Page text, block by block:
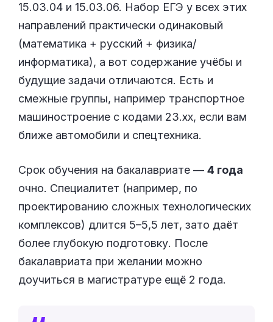
15.03.04 и 15.03.06. Набор ЕГЭ у всех этих
направлений практически одинаковый
(математика + русский + физика/
информатика), а вот содержание учёбы и
будущие задачи отличаются. Есть и
смежные группы, например транспортное
машиностроение с кодами 23.xx, если вам
ближе автомобили и спецтехника.
Срок обучения на бакалавриате — 4 года
очно. Специалитет (например, по
проектированию сложных технологических
комплексов) длится 5–5,5 лет, зато даёт
более глубокую подготовку. После
бакалавриата при желании можно
доучиться в магистратуре ещё 2 года.